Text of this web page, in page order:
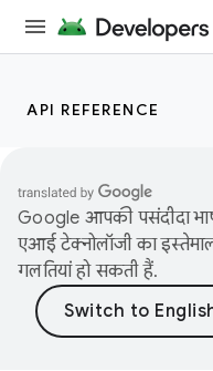
API REFERENCE
Google आपकी पसंदीदा
एआई टेक्नोलॉजी का
गलतियां हो सकती हैं.